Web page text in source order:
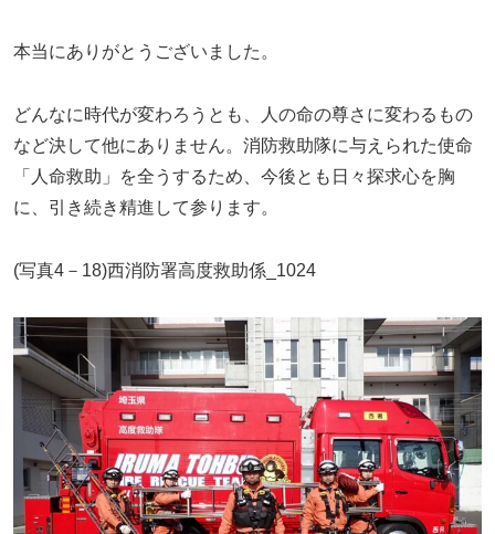
本当にありがとうございました。
どんなに時代が変わろうとも、人の命の尊さに変わるもの
など決して他にありません。消防救助隊に与えられた使命
「人命救助」を全うするため、今後とも日々探求心を胸
に、引き続き精進して参ります。
(写真4－18)西消防署高度救助係_1024